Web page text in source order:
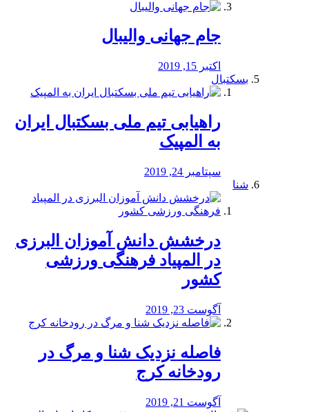
جام جهانی والیبال
اکتبر 15, 2019
بسکتبال
راهیابی تیم ملی بسکتبال ایران
به المپیک
سپتامبر 24, 2019
شنا
درخشش دانش آموزان البرزی
در المپیاد فرهنگی ورزشی
کشور
آگوست 23, 2019
️فاصله نزدیک شنا و مرگ در
رودخانه کرج
آگوست 21, 2019